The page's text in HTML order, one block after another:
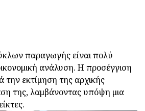
παραγωγής είναι πολύ
ανάλυση. Η προσέγγιση
την εκτίμηση της αρχικής
της, λαμβάνοντας υπόψη μια